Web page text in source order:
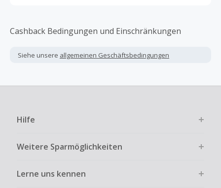
Berater.
Cashback Bedingungen und Einschränkungen
Siehe unsere allgemeinen Geschäftsbedingungen
Hilfe
Weitere Sparmöglichkeiten
Lerne uns kennen